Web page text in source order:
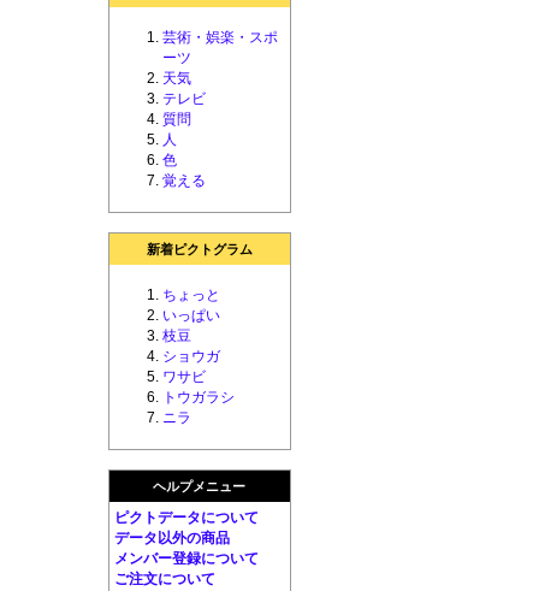
芸術・娯楽・スポ
ーツ
天気
テレビ
質問
人
色
覚える
新着ピクトグラム
ちょっと
いっぱい
枝豆
ショウガ
ワサビ
トウガラシ
ニラ
ヘルプメニュー
ピクトデータについて
データ以外の商品
メンバー登録について
ご注文について